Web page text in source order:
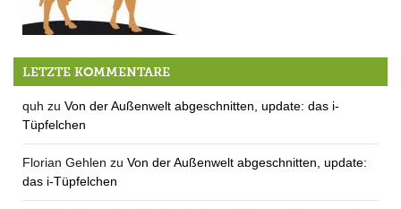
Tatütata
LETZTE KOMMENTARE
quh zu Von der Außenwelt abgeschnitten, update: das i-
Tüpfelchen
Florian Gehlen zu Von der Außenwelt abgeschnitten, update:
das i-Tüpfelchen